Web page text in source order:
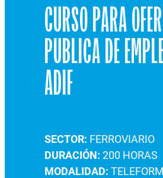
CURSO PARA
PUBLICA DE
ADIF
SECTOR: FERROVIARIO
DURACIÓN: 200 HORAS
MODALIDAD: